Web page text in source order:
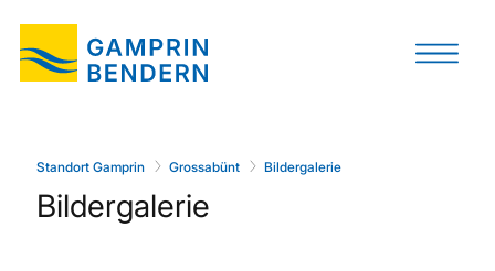
Standort Gamprin Grossabünt Bildergalerie
Bildergalerie